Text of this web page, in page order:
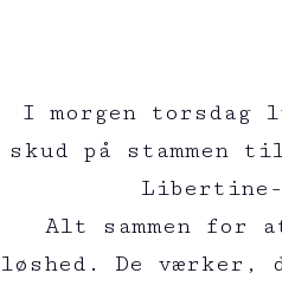
I morgen torsdag
skud på stammen
Libertine-
Alt sammen for
løshed. De værker,